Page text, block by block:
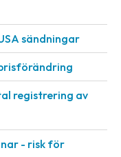
sändningar
registrering av
- risk för